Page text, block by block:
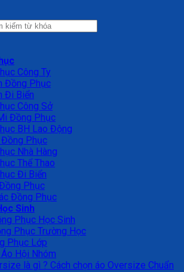
Công Ty
Đồng Phục
Đi Biển
Công Sở
Đồng Phục
BH Lao Động
Phục
Nhà Hàng
Thể Thao
Đi Biển
Phục
Đồng Phục
Sinh
Phục Học Sinh
Phục Trường Học
Phục Lớp
Hội Nhóm
là gì ? Cách chọn áo Oversize Chuẩn